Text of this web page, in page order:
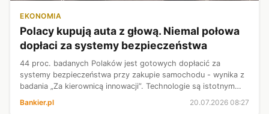
EKONOMIA
Polacy kupują auta z głową. Niemal połowa
dopłaci za systemy bezpieczeństwa
44 proc. badanych Polaków jest gotowych dopłacić za
systemy bezpieczeństwa przy zakupie samochodu - wynika z
badania „Za kierownicą innowacji”. Technologie są istotnym
respondentów.
Bankier.pl 20.07.2026 08:27